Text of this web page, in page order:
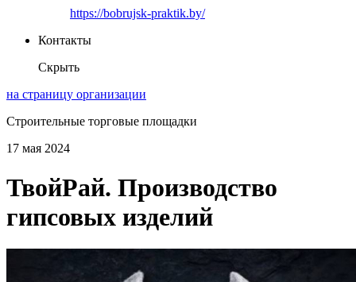
https://bobrujsk-praktik.by/
Контакты
Скрыть
на страницу организации
Строительные торговые площадки
17 мая 2024
ТвойРай. Производство
гипсовых изделий